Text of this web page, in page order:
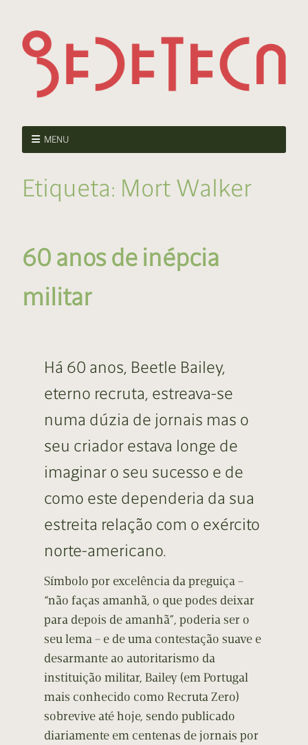
MENU
Etiqueta: Mort Walker
60 anos de inépcia
militar
Há 60 anos, Beetle Bailey,
eterno recruta, estreava-se
numa dúzia de jornais mas o
seu criador estava longe de
imaginar o seu sucesso e de
como este dependeria da sua
estreita relação com o exército
norte-americano.
Símbolo por excelência da preguiça –
“não faças amanhã, o que podes deixar
para depois de amanhã”, poderia ser o
seu lema – e de uma contestação suave e
desarmante ao autoritarismo da
instituição militar, Bailey (em Portugal
mais conhecido como Recruta Zero)
sobrevive até hoje, sendo publicado
diariamente em centenas de jornais por